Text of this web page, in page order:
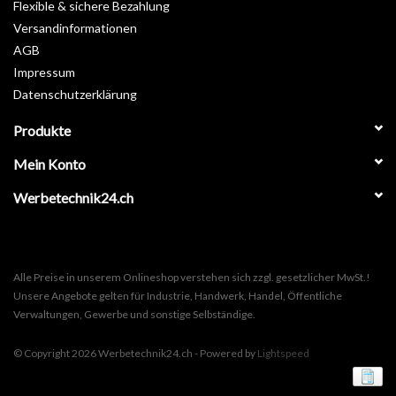
Flexible & sichere Bezahlung
Versandinformationen
AGB
Impressum
Datenschutzerklärung
Produkte
Mein Konto
Werbetechnik24.ch
Alle Preise in unserem Onlineshop verstehen sich zzgl. gesetzlicher MwSt.!
Unsere Angebote gelten für Industrie, Handwerk, Handel, Öffentliche
Verwaltungen, Gewerbe und sonstige Selbständige.
© Copyright 2026 Werbetechnik24.ch - Powered by Lightspeed